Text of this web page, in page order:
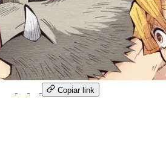
Copiar link